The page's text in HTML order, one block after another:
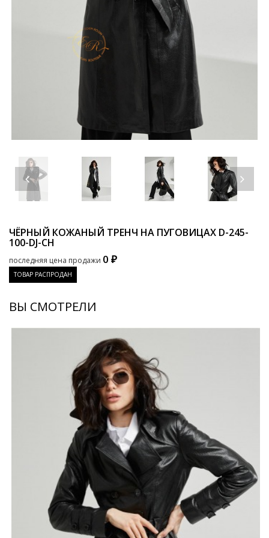
ЧЁРНЫЙ КОЖАНЫЙ ТРЕНЧ НА ПУГОВИЦАХ D-245-
100-DJ-CH
последняя цена продажи 0 ₽
ТОВАР РАСПРОДАН
ВЫ СМОТРЕЛИ